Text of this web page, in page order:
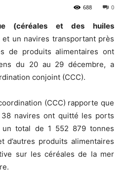
0
688
(céréales et des huiles
et un navires transportant près
de produits alimentaires ont
du 20 au 29 décembre, a
conjoint (CCC).
(CCC) rapporte que
navires ont quitté les ports
un total de 1 552 879 tonnes
d’autres produits alimentaires
sur les céréales de la mer